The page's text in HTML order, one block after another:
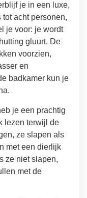
je in een luxe,
acht personen,
je voor: je wordt
gluurt. De
voorzien,
en
badkamer kun je
je een prachtig
lezen terwijl de
ze slapen als
met een dierlijk
ze niet slapen,
met de